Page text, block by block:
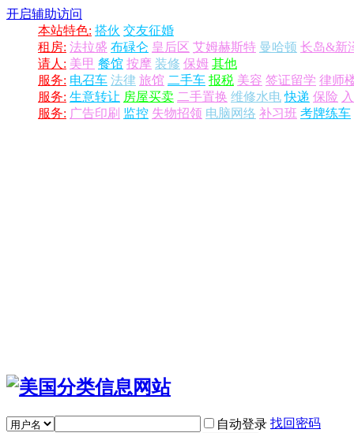
开启辅助访问
本站特色: 搭伙 交友征婚
租房: 法拉盛 布碌仑 皇后区 艾姆赫斯特 曼哈顿 长岛&新
请人: 美甲 餐馆 按摩 装修 保姆 其他
服务: 电召车 法律 旅馆 二手车 报税 美容 签证留学 律师
服务: 生意转让 房屋买卖 二手置换 维修水电 快递 保险
服务: 广告印刷 监控 失物招领 电脑网络 补习班 考牌练车
自动登录 找回密码